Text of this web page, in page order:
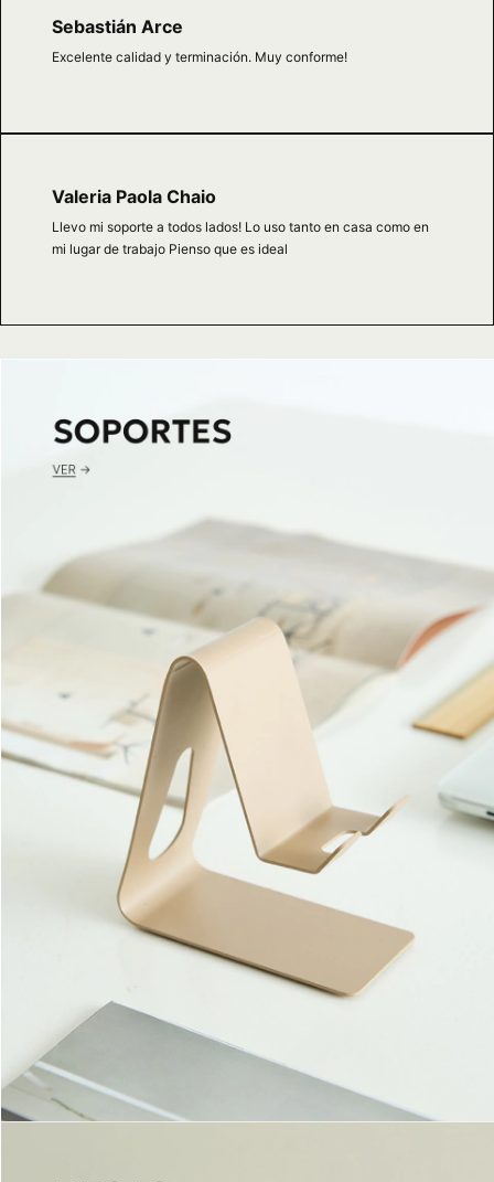
Sebastián Arce
Excelente calidad y terminación. Muy conforme!
Valeria Paola Chaio
Llevo mi soporte a todos lados! Lo uso tanto en casa como en
mi lugar de trabajo Pienso que es ideal